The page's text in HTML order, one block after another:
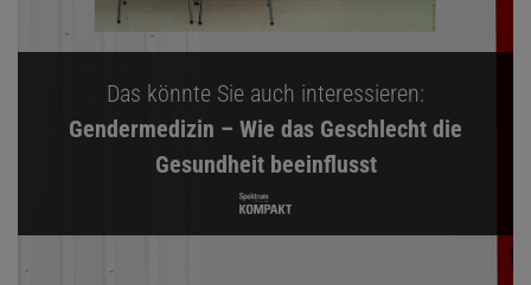
Das könnte Sie auch interessieren:
Gendermedizin – Wie das Geschlecht die
Gesundheit beeinflusst